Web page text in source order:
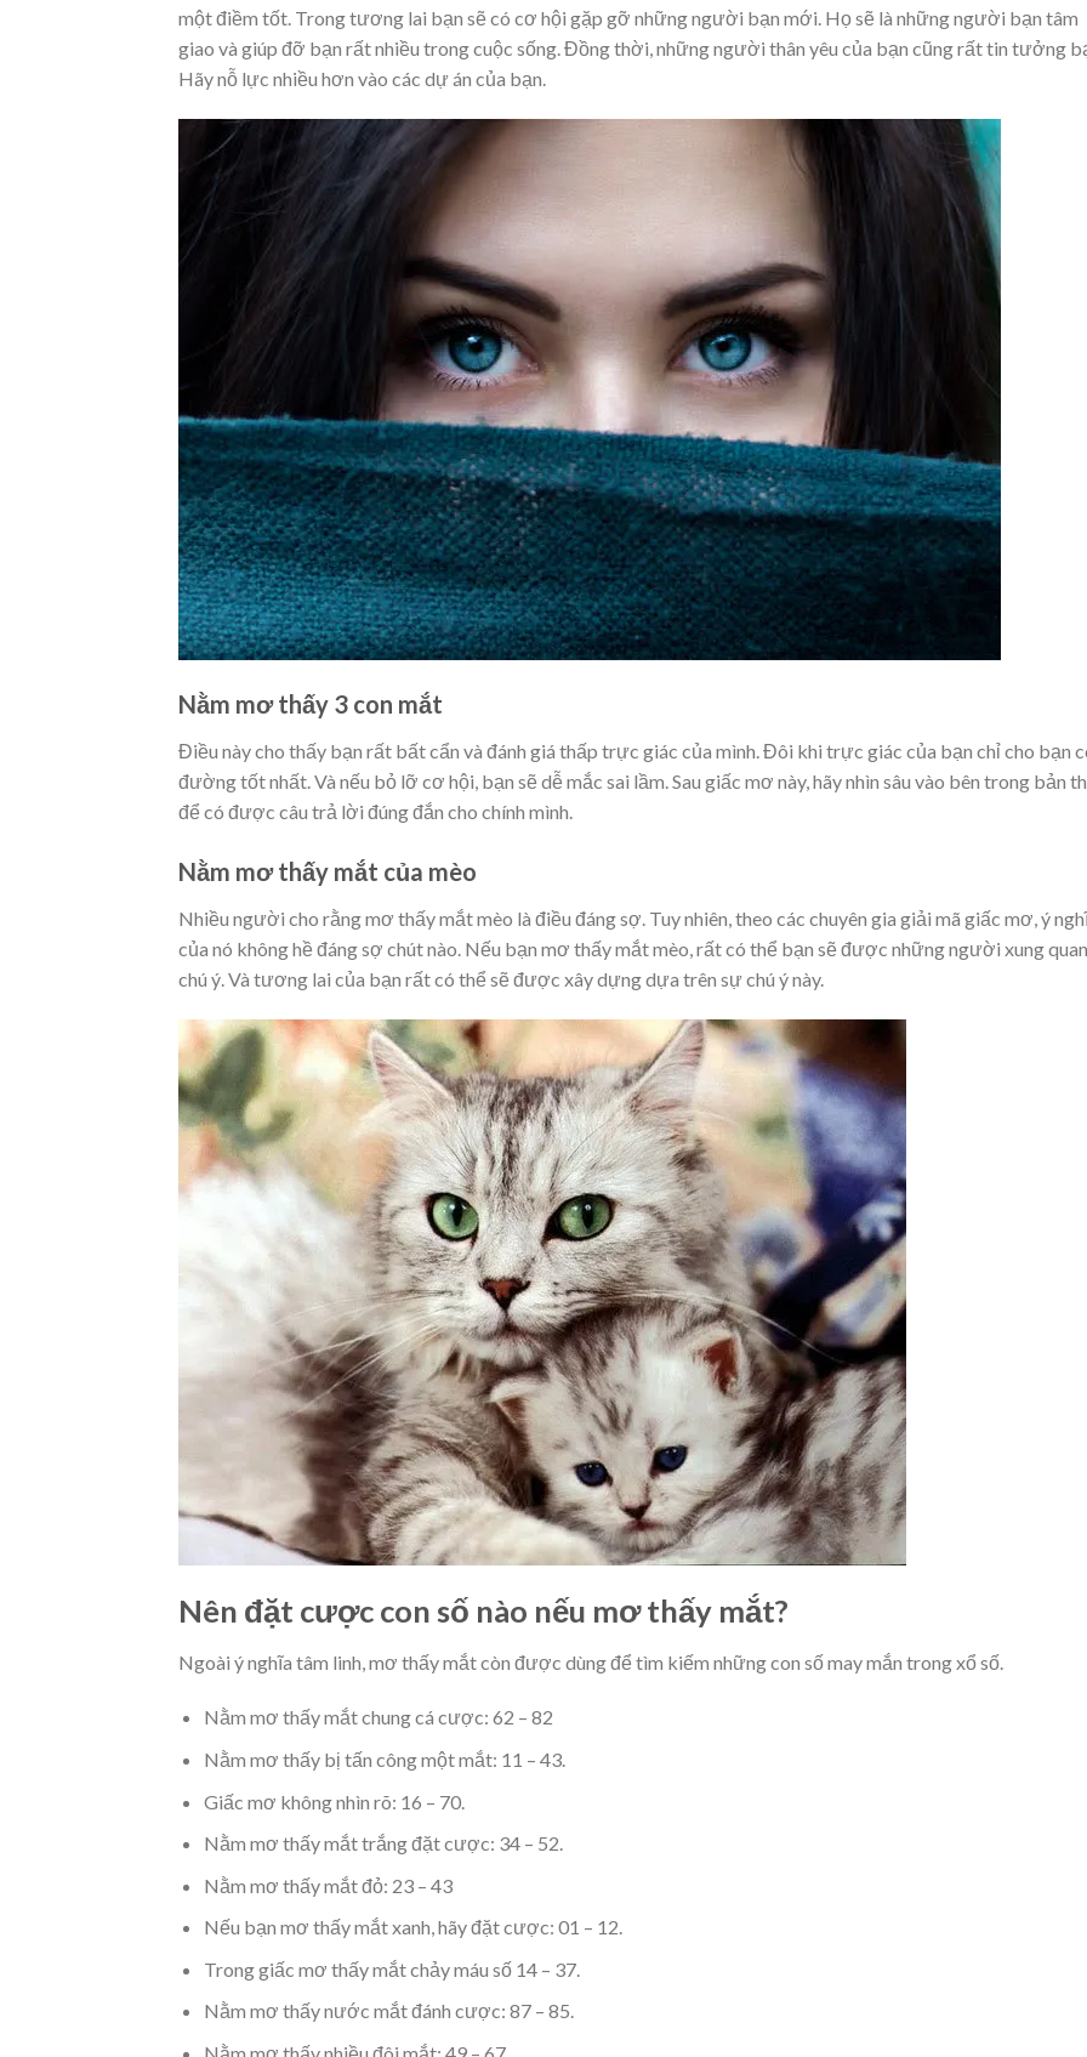
một điềm tốt. Trong tương lai bạn sẽ có cơ hội gặp gỡ những người bạn mới. Họ sẽ là những người bạn tâm
giao và giúp đỡ bạn rất nhiều trong cuộc sống. Đồng thời, những người thân yêu của bạn cũng rất tin tưởng
Hãy nỗ lực nhiều hơn vào các dự án của bạn.
Nằm mơ thấy 3 con mắt
Điều này cho thấy bạn rất bất cẩn và đánh giá thấp trực giác của mình. Đôi khi trực giác của bạn chỉ cho bạn
đường tốt nhất. Và nếu bỏ lỡ cơ hội, bạn sẽ dễ mắc sai lầm. Sau giấc mơ này, hãy nhìn sâu vào bên trong bản
để có được câu trả lời đúng đắn cho chính mình.
Nằm mơ thấy mắt của mèo
Nhiều người cho rằng mơ thấy mắt mèo là điều đáng sợ. Tuy nhiên, theo các chuyên gia giải mã giấc mơ, ý
của nó không hề đáng sợ chút nào. Nếu bạn mơ thấy mắt mèo, rất có thể bạn sẽ được những người xung
chú ý. Và tương lai của bạn rất có thể sẽ được xây dựng dựa trên sự chú ý này.
Nên đặt cược con số nào nếu mơ thấy mắt?
Ngoài ý nghĩa tâm linh, mơ thấy mắt còn được dùng để tìm kiếm những con số may mắn trong xổ số.
Nằm mơ thấy mắt chung cá cược: 62 – 82
Nằm mơ thấy bị tấn công một mắt: 11 – 43.
Giấc mơ không nhìn rõ: 16 – 70.
Nằm mơ thấy mắt trắng đặt cược: 34 – 52.
Nằm mơ thấy mắt đỏ: 23 – 43
Nếu bạn mơ thấy mắt xanh, hãy đặt cược: 01 – 12.
Trong giấc mơ thấy mắt chảy máu số 14 – 37.
Nằm mơ thấy nước mắt đánh cược: 87 – 85.